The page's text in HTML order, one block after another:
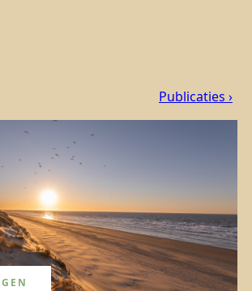
Publicaties ›